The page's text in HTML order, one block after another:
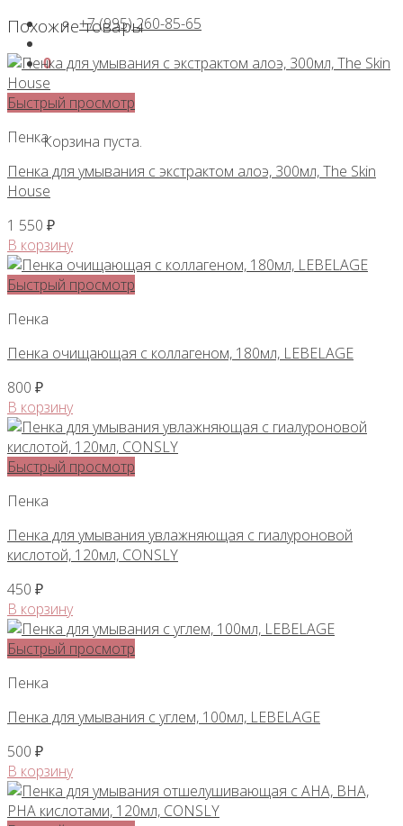
+7 (995) 260-85-65
0
Корзина
Корзина пуста.
Похожие товары
Быстрый просмотр
Пенка
Пенка для умывания с экстрактом алоэ, 300мл, The Skin
House
1 550 ₽
В корзину
Быстрый просмотр
Пенка
Пенка очищающая с коллагеном, 180мл, LEBELAGE
800 ₽
В корзину
Быстрый просмотр
Пенка
Пенка для умывания увлажняющая с гиалуроновой
кислотой, 120мл, CONSLY
450 ₽
В корзину
Быстрый просмотр
Пенка
Пенка для умывания с углем, 100мл, LEBELAGE
500 ₽
В корзину